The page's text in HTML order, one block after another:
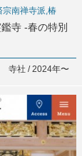
宗南禅寺派,椿
寺 -春の特別
寺社 / 2024年〜